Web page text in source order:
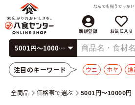
なんでも揃うでっかい
新規登録 お気に入り
注目のキーワード ウニ ホヤ
全商品 価格帯で選ぶ 5001円～10000円